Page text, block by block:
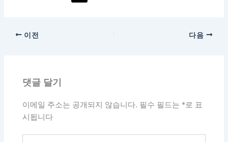
이전 다음
댓글 달기
이메일 주소는 공개되지 않습니다. 필수 필드는 *로 표
시됩니다